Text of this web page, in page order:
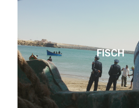
FISCH